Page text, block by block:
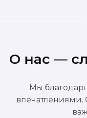
О нас —
Мы
впечатлениями.